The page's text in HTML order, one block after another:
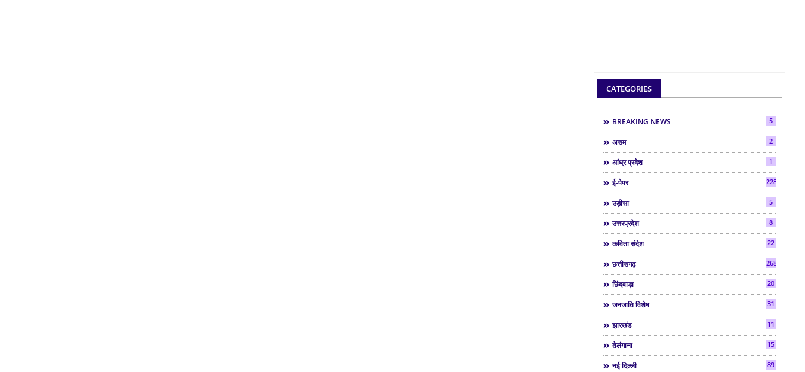
CATEGORIES
BREAKING NEWS 5
असम 2
आंध्र प्रदेश 1
ई-पेपर 2286
उड़ीसा 5
उत्तरप्रदेश 8
कविता संदेश 22
छत्तीसगढ़ 268
छिंदवाड़ा 20
जनजाति विशेष 31
झारखंड 11
तेलंगाना 15
नई दिल्ली 89